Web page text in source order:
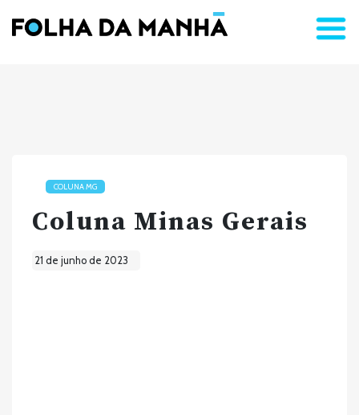
COLUNA MG
Coluna Minas Gerais
21 de junho de 2023